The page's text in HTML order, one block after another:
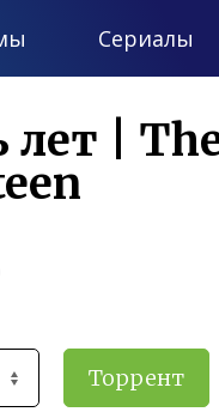
Сериалы
|
Торрент